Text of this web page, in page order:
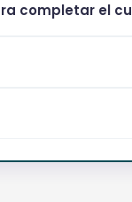
completar el